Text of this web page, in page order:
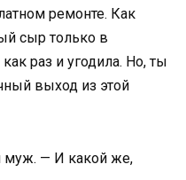
ремонте. Как
сыр только в
раз и угодила. Но, ты
выход из этой
муж. — И какой же,